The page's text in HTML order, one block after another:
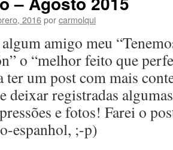
2016porcarmolqui
amigo meu
o “melhor feito que
ter um post com mais
deixar registradas
e fotos! Farei o
espanhol, ;-p)